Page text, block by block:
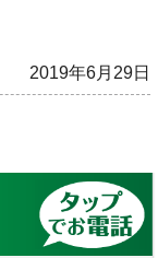
2019年6月29日